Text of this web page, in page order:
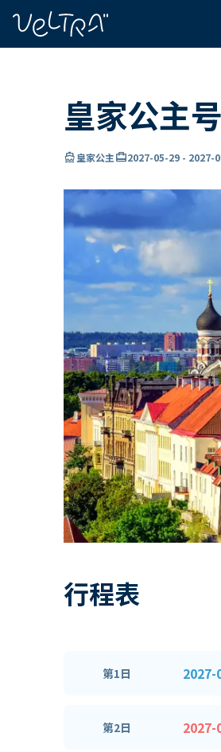
皇家公主
directions_boat皇家公主card_travel2027-05-29 - 2027-
行程表
第1日 2027-
第2日 2027-